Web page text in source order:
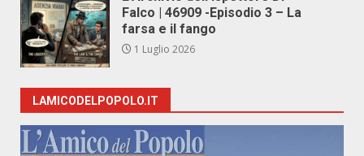
Falco | 46909 -Episodio 3 – La
farsa e il fango
1 Luglio 2026
LAMICODELPOPOLO.IT